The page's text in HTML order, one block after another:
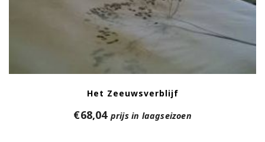
Het Zeeuwsverblijf
€68,04 prijs in laagseizoen